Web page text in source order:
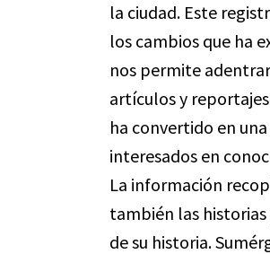
la ciudad. Este
los cambios que ha
nos permite
artículos y
ha convertido en
interesados en
La información
también las historias
de su historia.